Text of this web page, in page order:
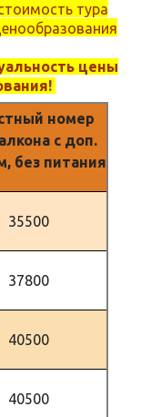
тура
цены
номер
с доп.
без питания
35500
37800
40500
40500